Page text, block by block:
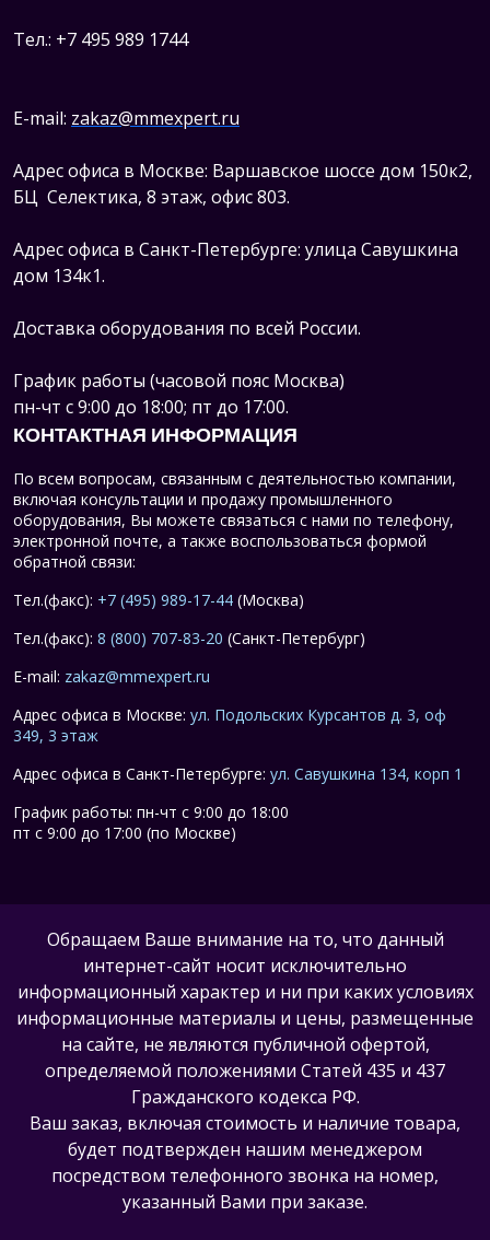
Тел.: +7 495 989 1744
E-mail: zakaz@mmexpert.ru
Адрес офиса в Москве: Варшавское шоссе дом 150к2,
БЦ Селектика, 8 этаж, офис 803.
Адрес офиса в Санкт-Петербурге: улица Савушкина
дом 134к1.
Доставка оборудования по всей России.
График работы (часовой пояс Москва)
пн-чт с 9:00 до 18:00; пт до 17:00.
КОНТАКТНАЯ ИНФОРМАЦИЯ
По всем вопросам, связанным с деятельностью компании,
включая консультации и продажу промышленного
оборудования, Вы можете связаться с нами по телефону,
электронной почте, а также воспользоваться формой
обратной связи:
Тел.(факс): +7 (495) 989-17-44 (Москва)
Тел.(факс): 8 (800) 707-83-20 (Санкт-Петербург)
E-mail: zakaz@mmexpert.ru
Адрес офиса в Москве: ул. Подольских Курсантов д. 3, оф
349, 3 этаж
Адрес офиса в Санкт-Петербурге: ул. Савушкина 134, корп 1
График работы: пн-чт с 9:00 до 18:00
пт с 9:00 до 17:00 (по Москве)
Обращаем Ваше внимание на то, что данный
интернет-сайт носит исключительно
информационный характер и ни при каких условиях
информационные материалы и цены, размещенные
на сайте, не являются публичной офертой,
определяемой положениями Статей 435 и 437
Гражданского кодекса РФ.
Ваш заказ, включая стоимость и наличие товара,
будет подтвержден нашим менеджером
посредством телефонного звонка на номер,
указанный Вами при заказе.